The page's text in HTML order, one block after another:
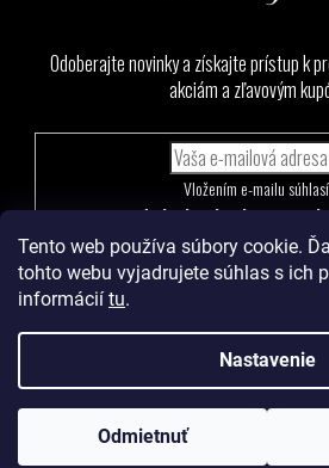
Tento web používa súbory cookie.
tohto webu vyjadrujete súhlas s ich
informácií tu.
Nastavenie
Odmietnuť
Odoberajte novinky a získajte prístup k
akciám a zľavovým
podmienkami ochrany
Vytvoril Shoptet